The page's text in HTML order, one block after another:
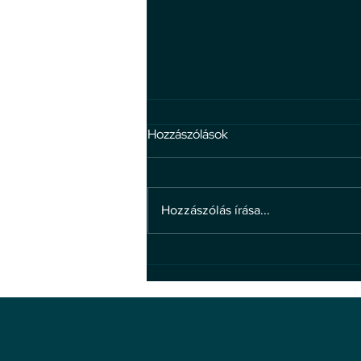
kapcsolatban
Hozzászólások
Hozzászólás írása...